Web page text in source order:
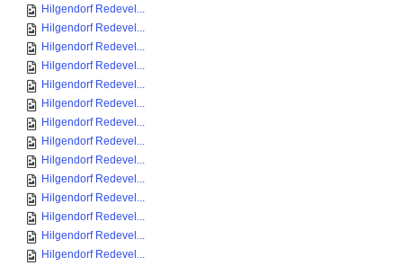
Hilgendorf Redevel...
Hilgendorf Redevel...
Hilgendorf Redevel...
Hilgendorf Redevel...
Hilgendorf Redevel...
Hilgendorf Redevel...
Hilgendorf Redevel...
Hilgendorf Redevel...
Hilgendorf Redevel...
Hilgendorf Redevel...
Hilgendorf Redevel...
Hilgendorf Redevel...
Hilgendorf Redevel...
Hilgendorf Redevel...